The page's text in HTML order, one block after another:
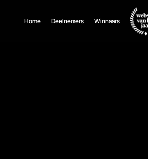
Home Deelnemers Winnaars